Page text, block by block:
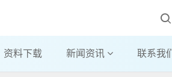
资料下载 新闻资讯 联系我们